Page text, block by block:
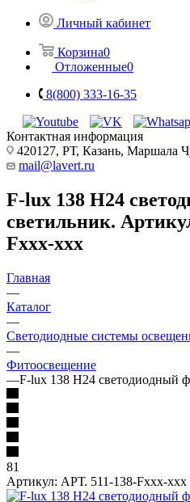
Личный кабинет
Корзина0
Отложенные0
8(800) 333-16-35
Контактная информация
420127, РТ, Казань, Маршала
mail@lavert.ru
F-lux 138 H24
светильник.
Fххх-ххх
Главная
—
Каталог
—
Светодиодные системы
—
Фитоосвещение
—F-lux 138 H24 светодиодный
81
Артикул: АРТ. 511-138-Fххх-ххх